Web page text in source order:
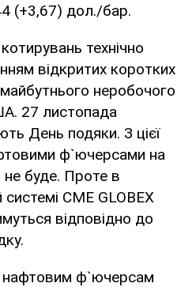
(+3,67) дол./бар.
технічно
відкритих коротких
неробочого
27 листопада
День подяки. З цієї
ф`ючерсами на
буде. Проте в
системі CME GLOBEX
відповідно до
нафтовим ф`ючерсам